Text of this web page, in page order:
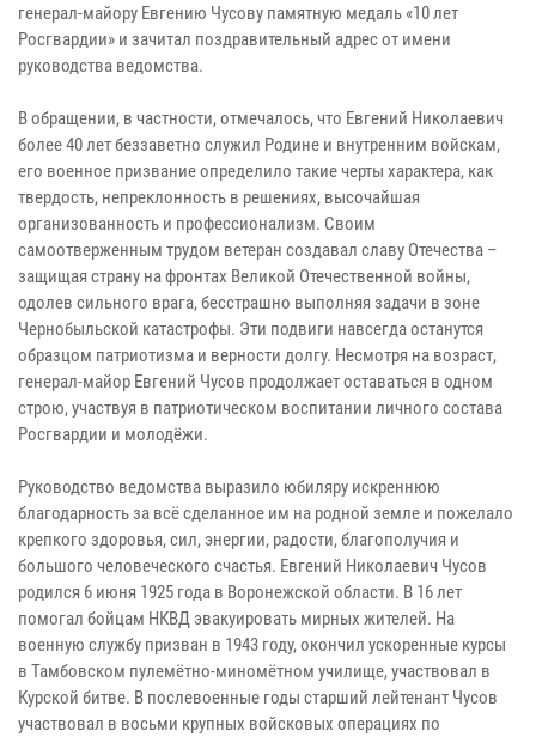
генерал-майору Евгению Чусову памятную медаль «10 лет
Росгвардии» и зачитал поздравительный адрес от имени
руководства ведомства.
В обращении, в частности, отмечалось, что Евгений Николаевич
более 40 лет беззаветно служил Родине и внутренним войскам,
его военное призвание определило такие черты характера, как
твердость, непреклонность в решениях, высочайшая
организованность и профессионализм. Своим
самоотверженным трудом ветеран создавал славу Отечества –
защищая страну на фронтах Великой Отечественной войны,
одолев сильного врага, бесстрашно выполняя задачи в зоне
Чернобыльской катастрофы. Эти подвиги навсегда останутся
образцом патриотизма и верности долгу. Несмотря на возраст,
генерал-майор Евгений Чусов продолжает оставаться в одном
строю, участвуя в патриотическом воспитании личного состава
Росгвардии и молодёжи.
Руководство ведомства выразило юбиляру искреннюю
благодарность за всё сделанное им на родной земле и пожелало
крепкого здоровья, сил, энергии, радости, благополучия и
большого человеческого счастья. Евгений Николаевич Чусов
родился 6 июня 1925 года в Воронежской области. В 16 лет
помогал бойцам НКВД эвакуировать мирных жителей. На
военную службу призван в 1943 году, окончил ускоренные курсы
в Тамбовском пулемётно-миномётном училище, участвовал в
Курской битве. В послевоенные годы старший лейтенант Чусов
участвовал в восьми крупных войсковых операциях по